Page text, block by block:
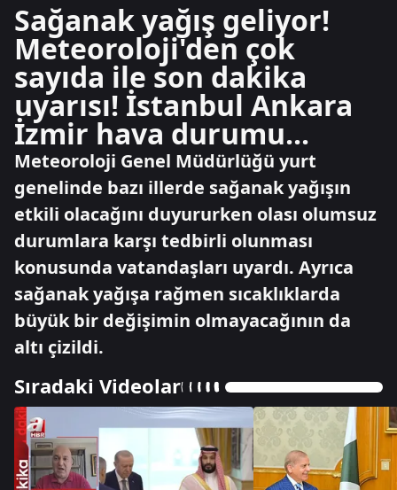
Sağanak yağış geliyor!
Meteoroloji'den çok
sayıda ile son dakika
uyarısı! İstanbul Ankara
İzmir hava durumu...
Meteoroloji Genel Müdürlüğü yurt
genelinde bazı illerde sağanak yağışın
etkili olacağını duyururken olası olumsuz
durumlara karşı tedbirli olunması
konusunda vatandaşları uyardı. Ayrıca
sağanak yağışa rağmen sıcaklıklarda
büyük bir değişimin olmayacağının da
altı çizildi.
Sıradaki Videolar